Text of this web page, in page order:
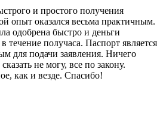
и простого получения
опыт оказался весьма практичным.
одобрена быстро и деньги
течение получаса. Паспорт является
для подачи заявления. Ничего
не могу, все по закону.
как и везде. Спасибо!